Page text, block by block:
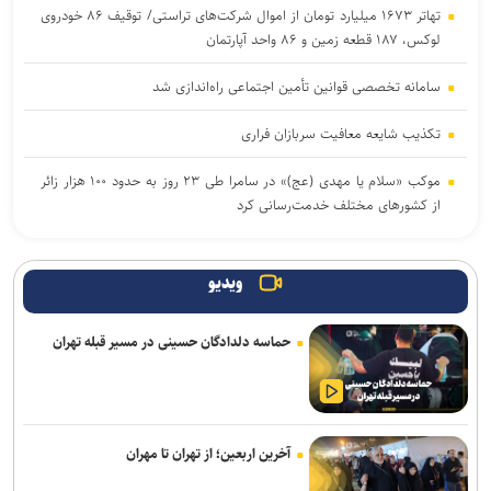
تهاتر ۱۶۷۳ میلیارد تومان از اموال شرکت‌های تراستی/ توقیف ۸۶ خودروی
لوکس، ۱۸۷ قطعه زمین و ۸۶ واحد آپارتمان
سامانه تخصصی قوانین تأمین اجتماعی راه‌اندازی شد
تکذیب شایعه معافیت سربازان فراری
موکب «سلام یا مهدی (عج)» در سامرا طی ۲۳ روز به حدود ۱۰۰ هزار زائر
از کشورهای مختلف خدمت‌رسانی کرد
شعله‌های آتش جان باختند
امروز پنجشنبه نبض ترافیک پایتخت به آرامی می‌زند
افزایش احتمال انتقال بیماری‌های مشترک بین انسان و حیوان با قاچاق
دام/ کنترل تب دنگی از مالاریا دشوارتر است
هدف‌گذاری شده است
ویدیو
حماسه دلدادگان حسینی در مسیر قبله تهران
آخرین اربعین؛ از تهران تا مهران